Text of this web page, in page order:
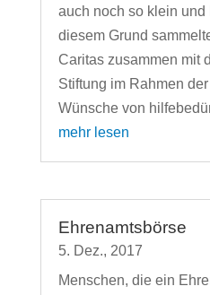
auch noch so klein und
diesem Grund
Caritas zusammen mit
Stiftung im Rahmen
Wünsche von
mehr lesen
Ehrenamtsbörse
5. Dez., 2017
Menschen, die ein